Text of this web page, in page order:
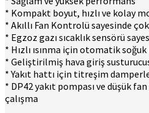
* Kompakt boyut, hızlı ve kolay
* Akıllı Fan Kontrolü sayesinde
* Egzoz gazı sıcaklık sensörü
* Hızlı ısınma için otomatik
* Geliştirilmiş hava giriş
* Yakıt hattı için titreşim
* DP42 yakıt pompası ve düşük
çalışma